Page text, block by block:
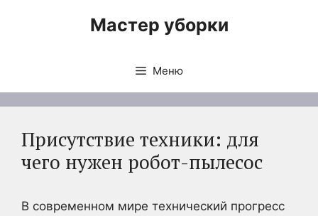
Мастер уборки
Меню
Присутствие техники: для
чего нужен робот-пылесос
В современном мире технический прогресс